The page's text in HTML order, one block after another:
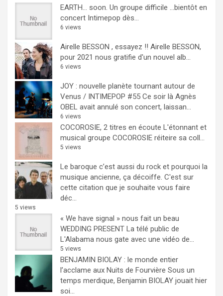
EARTH… soon. Un groupe difficile ...bientôt en
concert Intimepop dès...
6 views
Airelle BESSON , essayez !! Airelle BESSON,
pour 2021 nous gratifie d'un nouvel alb...
6 views
JOY : nouvelle planète tournant autour de
Venus / INTIMEPOP #55 Ce soir là Agnès
OBEL avait annulé son concert, laissan...
6 views
COCOROSIE, 2 titres en écoute L'étonnant et
musical groupe COCOROSIE réiteire sa coll...
5 views
Le baroque c’est aussi du rock et pourquoi la
musique ancienne, ça décoiffe. C'est sur
cette citation que je souhaite vous faire
déc...
5 views
« We have signal » nous fait un beau
WEDDING PRESENT La télé public de
L'Alabama nous gate avec une vidéo de...
5 views
BENJAMIN BIOLAY : le monde entier
l’acclame aux Nuits de Fourvière Sous un
temps merdique, Benjamin BIOLAY jouait hier
soi...